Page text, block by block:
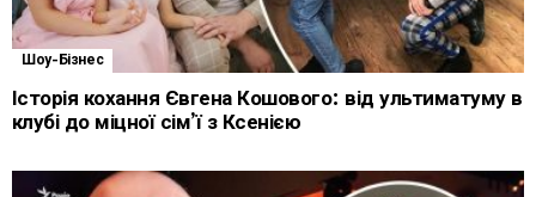
Шоу-Бізнес
Історія кохання Євгена Кошового: від ультиматуму в
клубі до міцної сім’ї з Ксенією